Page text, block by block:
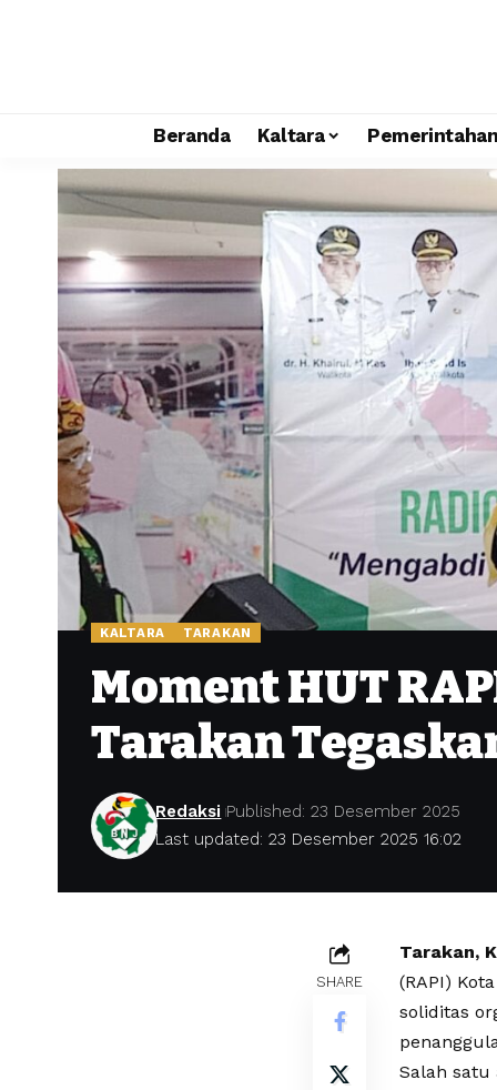
Beranda Kaltara
KALTARA TARAKAN
Moment HUT
Tarakan
Last updated: 23 Desember 2025 16:02
Redaksi Published: 23 Desember 2025
SHARE
Tarakan,
(RAPI)
soliditas
Salah satu